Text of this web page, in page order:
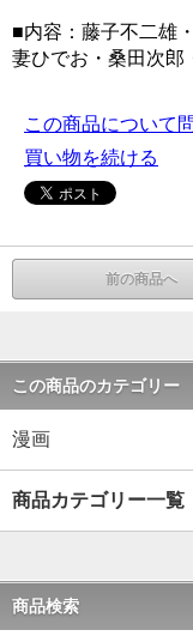
■内容：藤子不二雄
妻ひでお・桑田次郎
この商品について
買い物を続ける
前の商品へ
この商品のカテゴリー
漫画
商品カテゴリー一覧
商品検索